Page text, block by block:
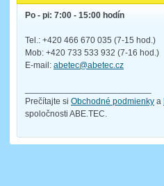
Po - pi: 7:00 - 15:00 hodín
Tel.: +420 466 670 035 (7-15 hod.)
Mob: +420 733 533 932 (7-16 hod.)
E-mail: abetec@abetec.cz
Prečítajte si Obchodné podmienky a
spoločnosti ABE.TEC.